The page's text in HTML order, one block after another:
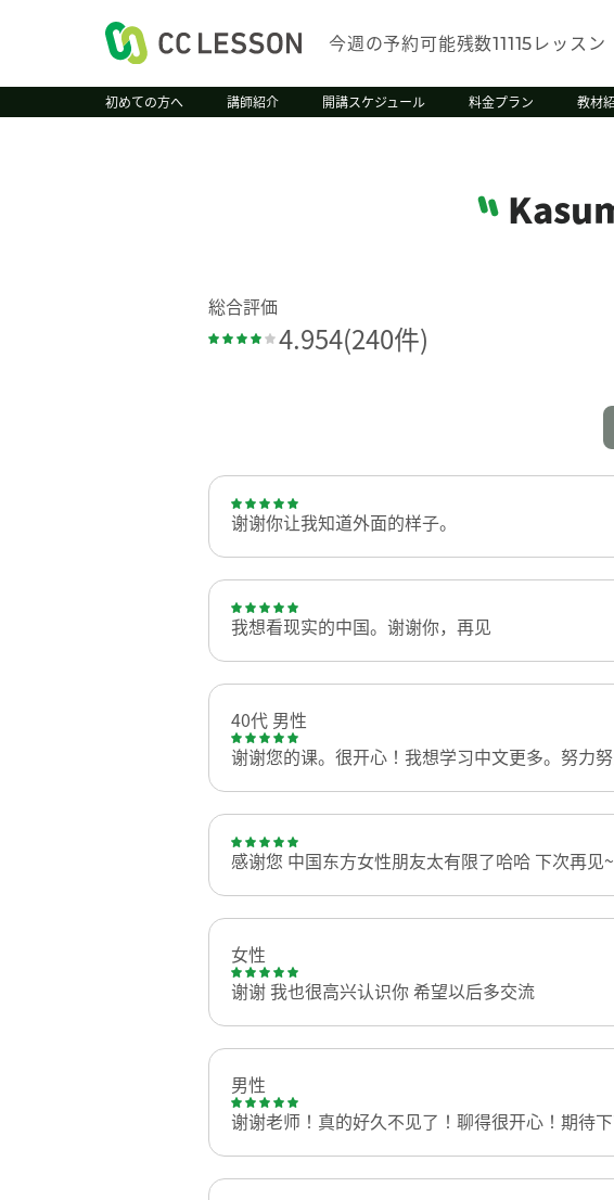
今週の予約可能残数11115 レッスン
初めての方へ 講師紹介 開講スケジュール 料金プラン 教材
総合評価
4.954(240件)
谢谢你让我知道外面的样子。
我想看现实的中国。谢谢你，再见
40代 男性
谢谢您的课。很开心！我想学习中文更多。努力努
感谢您 中国东方女性朋友太有限了哈哈 下次再见~
女性
谢谢 我也很高兴认识你 希望以后多交流
男性
谢谢老师！真的好久不见了！聊得很开心！期待